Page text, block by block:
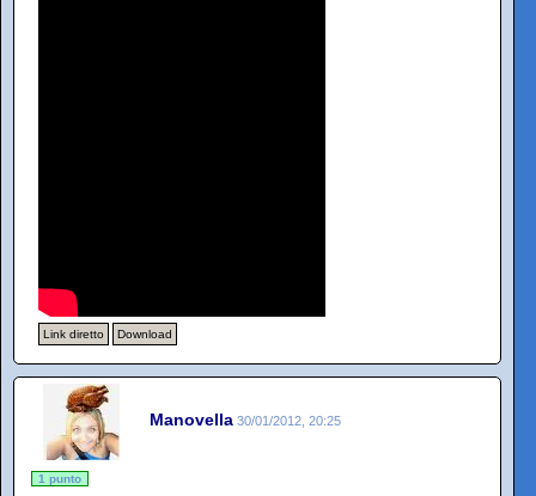
Link diretto Download
Manovella 30/01/2012, 20:25
1 punto